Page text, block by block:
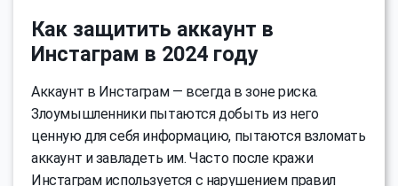
Как защитить аккаунт в
Инстаграм в 2024 году
Аккаунт в Инстаграм — всегда в зоне риска.
Злоумышленники пытаются добыть из него
ценную для себя информацию, пытаются взломать
аккаунт и завладеть им. Часто после кражи
Инстаграм используется с нарушением правил